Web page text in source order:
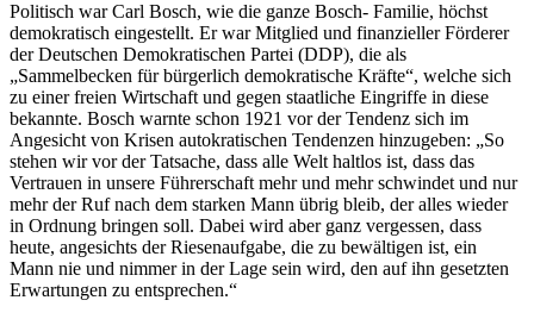
Politisch war Carl Bosch, wie die ganze Bosch- Familie, höchst
demokratisch eingestellt. Er war Mitglied und finanzieller Förderer
der Deutschen Demokratischen Partei (DDP), die als
„Sammelbecken für bürgerlich demokratische Kräfte“, welche sich
zu einer freien Wirtschaft und gegen staatliche Eingriffe in diese
bekannte. Bosch warnte schon 1921 vor der Tendenz sich im
Angesicht von Krisen autokratischen Tendenzen hinzugeben: „So
stehen wir vor der Tatsache, dass alle Welt haltlos ist, dass das
Vertrauen in unsere Führerschaft mehr und mehr schwindet und nur
mehr der Ruf nach dem starken Mann übrig bleib, der alles wieder
in Ordnung bringen soll. Dabei wird aber ganz vergessen, dass
heute, angesichts der Riesenaufgabe, die zu bewältigen ist, ein
Mann nie und nimmer in der Lage sein wird, den auf ihn gesetzten
Erwartungen zu entsprechen.“